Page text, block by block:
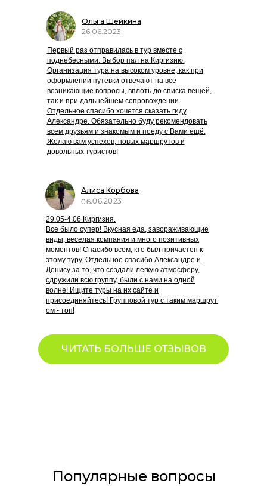
Ольга Шейкина
Первый раз отправилась в тур вместе с
поднебесными. Выбор пал на Киргизию.
Организация тура на высоком уровне, как при
оформлении путевки отвечают на все
возникающие вопросы, вплоть до списка вещей,
так и при дальнейшем сопровождении.
Отдельное спасибо хочется сказать гиду
Александре. Обязательно буду рекомендовать
всем друзьям и знакомым и поеду с Вами ещё.
Желаю вам успехов, новых маршрутов и
довольных туристов!
26.06.2023
29.05-4.06 Киргизия.
Все было супер! Вкусная еда, завораживающие
виды, веселая компания и много позитивных
моментов! Спасибо всем, кто был причастен к
этому туру. Отдельное спасибо Александре и
Денису за то, что создали легкую атмосферу,
сдружили всю группу, были с нами на одной
волне! Ищите туры на их сайте и
присоединяйтесь! Групповой тур с таким маршрут
ом - топ!
06.06.2023
Алиса Корбова
ЧИТАТЬ БОЛЬШЕ ОТЗЫВОВ
Популярные вопросы